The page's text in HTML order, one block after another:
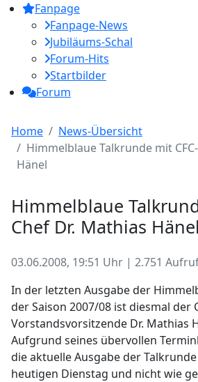
Fanpage
Fanpage-News
Jubiläums-Schal
Forum-Hits
Startbilder
Forum
Home
News-Übersicht
Himmelblaue Talkrunde mit
Hänel
Himmelblaue
Chef Dr. Mathias Hänel
03.06.2008, 19:51 Uhr | 2.751
In der letzten Ausgabe der
der Saison 2007/08 ist diesmal der
Vorstandsvorsitzende Dr. Mathias
Aufgrund seines übervollen
die aktuelle Ausgabe der
heutigen Dienstag und nicht wie